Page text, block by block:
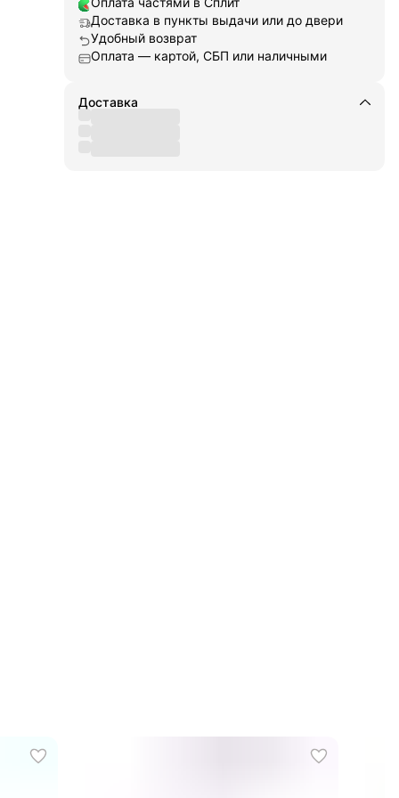
о
Доставка в пункты выдачи или до двери
Удобный возврат
Оплата — картой, СБП или наличными
Доставка